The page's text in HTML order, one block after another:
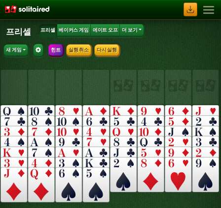
프리셀 프리셀 베이커스 게임 에이트 오프 더 보기
새 게임 힌트 실행 취소 다시 실행